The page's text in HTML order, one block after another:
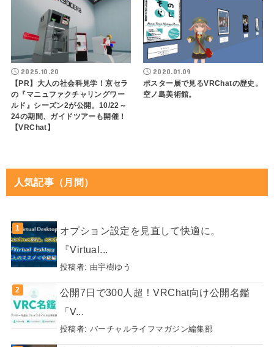
2025.10.20
【PR】大人の社会科見学！京セラ
の『マニュファクチャリングワー
ルド』シーズン2が公開。10/22～
24の期間、ガイドツアーも開催！
【VRChat】
2020.01.09
ポスター展で見るVRChatの歴史。
空ノ島美術館。
人気記事（月間）
オプション設定を見直して快適に。
『Virtual...
投稿者: 由宇樹ゆう
公開7日で300人超！VRChat向け公開名鑑
「V...
投稿者: バーチャルライフマガジン編集部